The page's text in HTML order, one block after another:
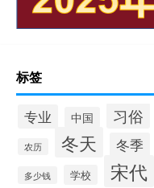
标签
专业 中国 习俗
农历 冬天 冬季
多少钱 学校 宋代